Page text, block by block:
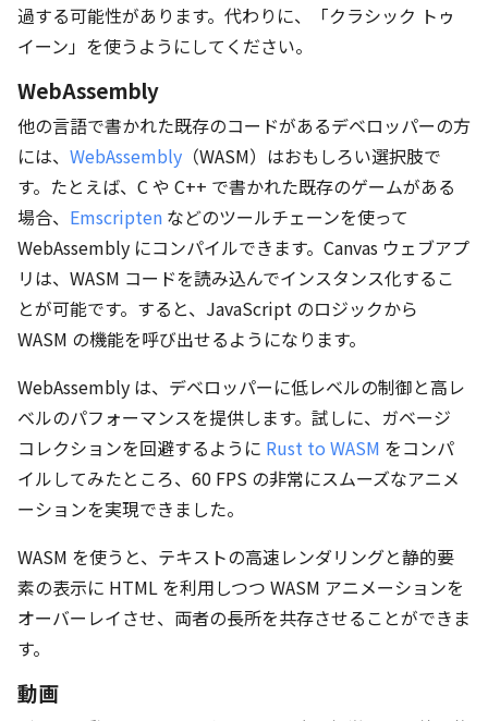
過する可能性があります。代わりに、「クラシック トゥ
イーン」を使うようにしてください。
WebAssembly
他の言語で書かれた既存のコードがあるデベロッパーの方
には、 WebAssembly （WASM）はおもしろい選択肢で
す。たとえば、C や C++ で書かれた既存のゲームがある
場合、 Emscripten などのツールチェーンを使って
WebAssembly にコンパイルできます。Canvas ウェブアプ
リは、WASM コードを読み込んでインスタンス化するこ
とが可能です。すると、JavaScript のロジックから
WASM の機能を呼び出せるようになります。
WebAssembly は、デベロッパーに低レベルの制御と高レ
ベルのパフォーマンスを提供します。試しに、ガベージ
コレクションを回避するように Rust to WASM をコンパ
イルしてみたところ、60 FPS の非常にスムーズなアニメ
ーションを実現できました。
WASM を使うと、テキストの高速レンダリングと静的要
素の表示に HTML を利用しつつ WASM アニメーションを
オーバーレイさせ、両者の長所を共存させることができま
す。
動画